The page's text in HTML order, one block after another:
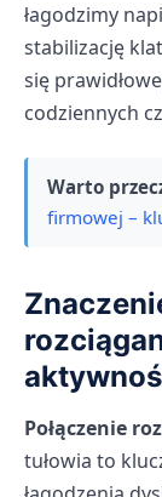
łagodzimy
stabilizację
się
codziennych
Warto
firmowej –
Połączenie
tułowia to